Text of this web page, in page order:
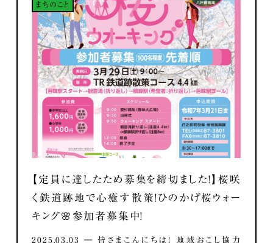
まちのこと
【定員に達したため募集を締切ました！】桜咲
く鉄道跡地で心癒す散策！ひのかげ桜ウォー
キング🌸参加者募集中！
2025.03.03 ― 皆さまこんにちは！ 地域おこし協力